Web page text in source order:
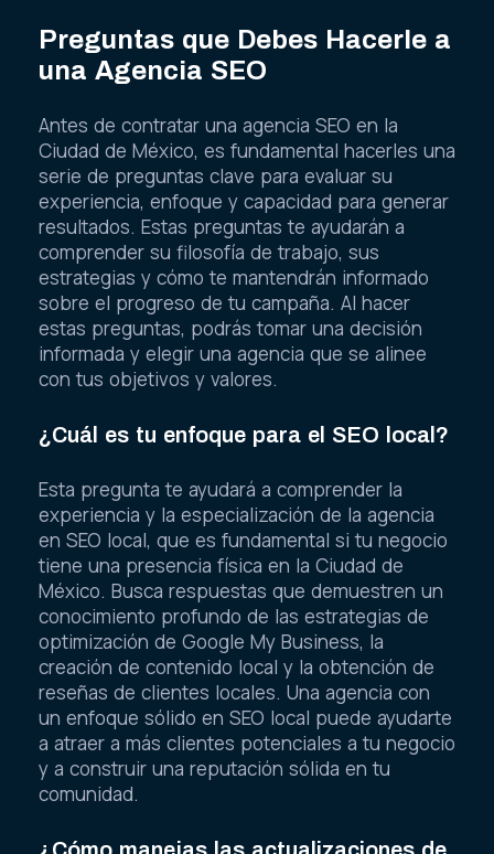
Preguntas que Debes Hacerle a
una Agencia SEO
Antes de contratar una agencia SEO en la
Ciudad de México, es fundamental hacerles una
serie de preguntas clave para evaluar su
experiencia, enfoque y capacidad para generar
resultados. Estas preguntas te ayudarán a
comprender su filosofía de trabajo, sus
estrategias y cómo te mantendrán informado
sobre el progreso de tu campaña. Al hacer
estas preguntas, podrás tomar una decisión
informada y elegir una agencia que se alinee
con tus objetivos y valores.
¿Cuál es tu enfoque para el SEO local?
Esta pregunta te ayudará a comprender la
experiencia y la especialización de la agencia
en SEO local, que es fundamental si tu negocio
tiene una presencia física en la Ciudad de
México. Busca respuestas que demuestren un
conocimiento profundo de las estrategias de
optimización de Google My Business, la
creación de contenido local y la obtención de
reseñas de clientes locales. Una agencia con
un enfoque sólido en SEO local puede ayudarte
a atraer a más clientes potenciales a tu negocio
y a construir una reputación sólida en tu
comunidad.